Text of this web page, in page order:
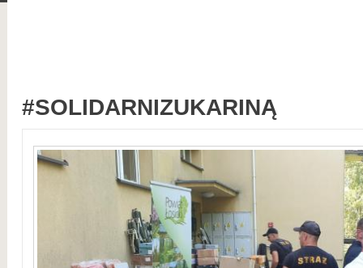
#SOLIDARNIZUKARINĄ